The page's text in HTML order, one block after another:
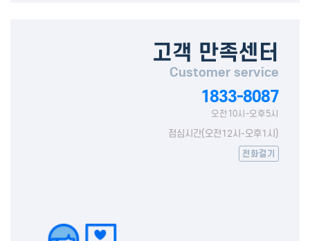
고객 만족센터
Customer service
1833-8087
오전10시-오후5시
점심시간(오전12시-오후1시)
전화걸기